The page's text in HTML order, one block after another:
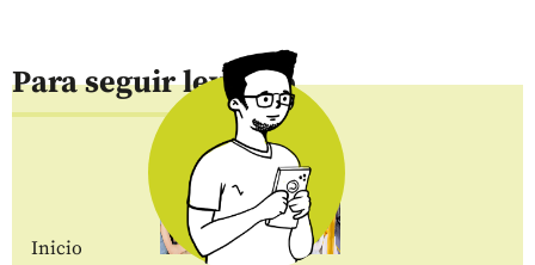
Para seguir leyendo
Inicio